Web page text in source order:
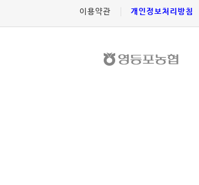
이용약관 개인정보처리방침